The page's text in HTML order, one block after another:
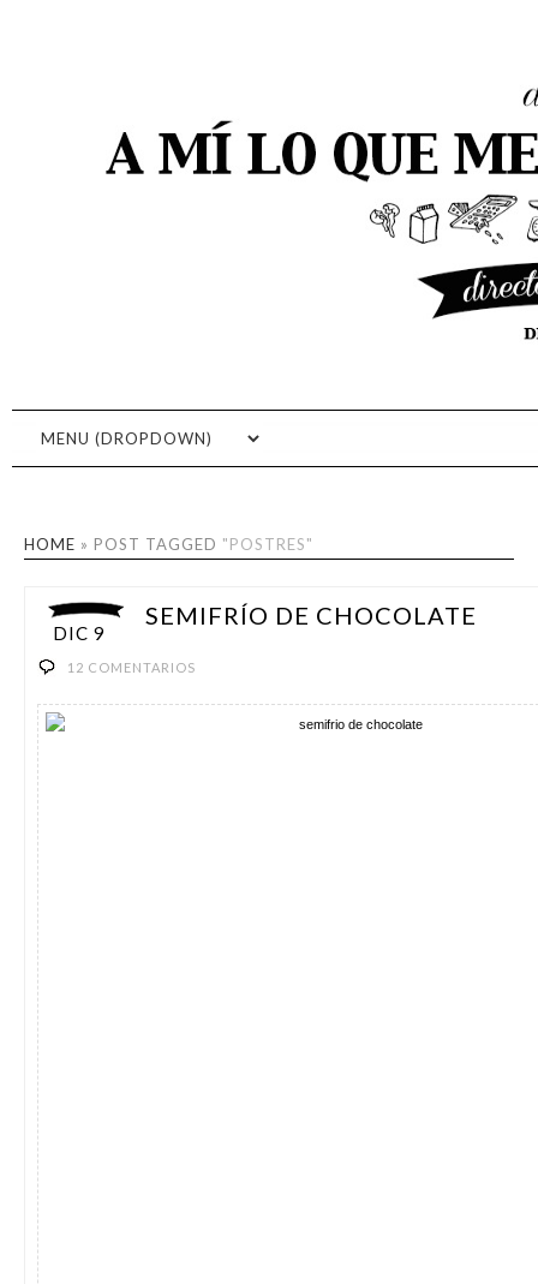
COCINAR
HOME » POST TAGGED "POSTRES"
DIC 9
SEMIFRÍO DE CHOCOLATE
12 COMENTARIOS